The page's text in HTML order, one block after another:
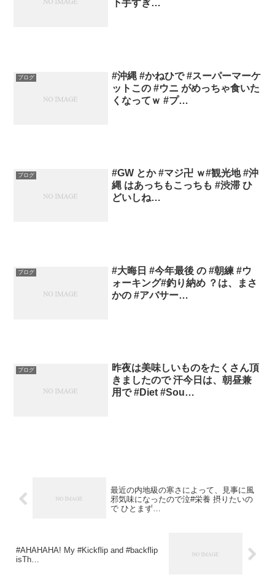
下手すぎ…
ブログ
#沖縄 #かねひで #スーパーマーケ
ットこの #ウニ がめっちゃ食いた
くなってｗ #プ…
ブログ
#GW とか #マジ卍 ｗ#観光地 #沖
縄 はあっちもこっちも #渋滞 ひ
どいしね…
ブログ
#大晦日 #今年最後 の #朝練 #ウ
ォーキング#釣り納め ？は、まさ
かの #アバサー…
ブログ
昨夜は美味しいものをたくさん頂
きましたので 汗今日は、朝昼兼
用で #Diet #Sou…
最近の内地級の寒さによって、見事に風
邪気味になったので泣#栄養 摂りたいの
で ひとまず…
#AHAHAHA! My #Kickflip and #backflip
isTh…